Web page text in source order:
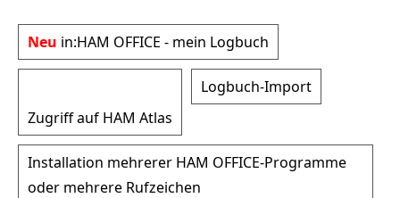
Neu in:HAM OFFICE - mein Logbuch
Zugriff auf HAM Atlas
Logbuch-Import
Installation mehrerer HAM OFFICE-Programme
oder mehrere Rufzeichen